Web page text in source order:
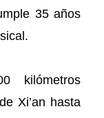
35 años
kilómetros
Xi’an hasta